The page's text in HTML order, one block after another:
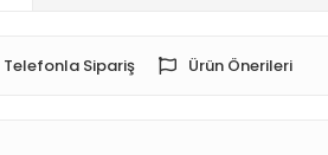
Telefonla Sipariş Ürün Önerileri